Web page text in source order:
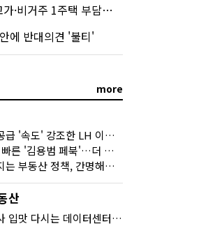
1주택 부담…'대전족'도 불똥
에 반대의견 '불티'
more
주택공급 '속도' 강조한 LH 이성훈 "전력질주해야"
한 발 빠른 '김용범 페북'…더 강한 부동산 규제 나오나
쏟아지는 부동산 정책, 간명해져야
산
건설사 입맛 다시는 데이터센터…암초는 '주민 반대'